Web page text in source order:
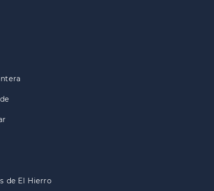
de El Hierro